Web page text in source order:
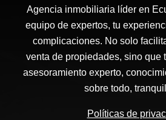
Agencia inmobiliaria líder en
equipo de expertos, tu
complicaciones. No solo
venta de propiedades, sino que
asesoramiento experto,
sobre todo,
Políticas de